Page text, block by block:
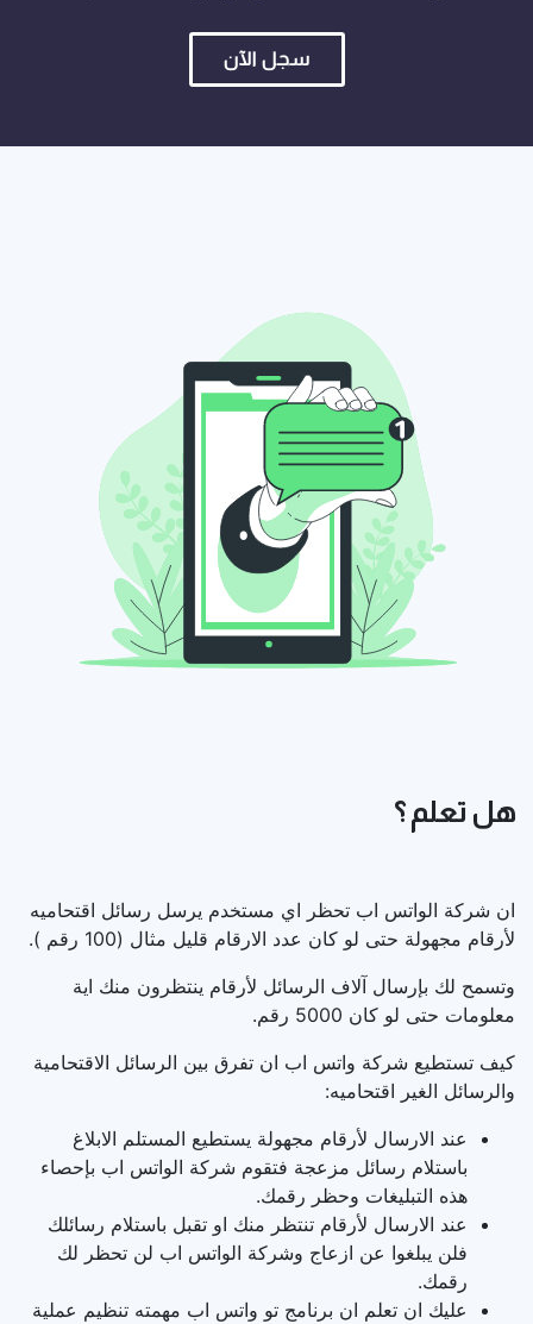
سجل الآن
هل تعلم ؟
ان شركة الواتس اب تحظر اي مستخدم يرسل رسائل اقتحاميه
لأرقام مجهولة حتى لو كان عدد الارقام قليل مثال (100 رقم ).
وتسمح لك بإرسال آلاف الرسائل لأرقام ينتظرون منك اية
معلومات حتى لو كان 5000 رقم.
كيف تستطيع شركة واتس اب ان تفرق بين الرسائل الاقتحامية
والرسائل الغير اقتحاميه:
عند الارسال لأرقام مجهولة يستطيع المستلم الابلاغ
باستلام رسائل مزعجة فتقوم شركة الواتس اب بإحصاء
هذه التبليغات وحظر رقمك.
عند الارسال لأرقام تنتظر منك او تقبل باستلام رسائلك
فلن يبلغوا عن ازعاج وشركة الواتس اب لن تحظر لك
رقمك.
عليك ان تعلم ان برنامج تو واتس اب مهمته تنظيم عملية